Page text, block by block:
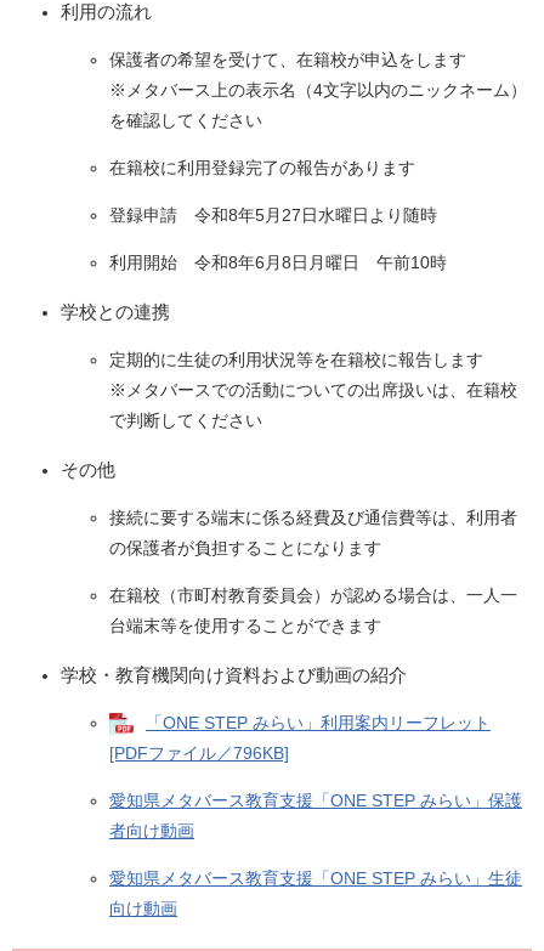
利用の流れ
保護者の希望を受けて、在籍校が申込をします
※メタバース上の表示名（4文字以内のニックネーム）
を確認してください
在籍校に利用登録完了の報告があります
登録申請 令和8年5月27日水曜日より随時
利用開始 令和8年6月8日月曜日 午前10時
学校との連携
定期的に生徒の利用状況等を在籍校に報告します
※メタバースでの活動についての出席扱いは、在籍校
で判断してください
その他
接続に要する端末に係る経費及び通信費等は、利用者
の保護者が負担することになります
在籍校（市町村教育委員会）が認める場合は、一人一
台端末等を使用することができます
学校・教育機関向け資料および動画の紹介
「ONE STEP みらい」利用案内リーフレット
[PDFファイル／796KB]
愛知県メタバース教育支援「ONE STEP みらい」保護
者向け動画
愛知県メタバース教育支援「ONE STEP みらい」生徒
向け動画